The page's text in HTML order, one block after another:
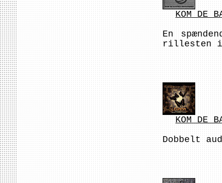
KOM DE
En
rillesten i
KOM DE
Dobbelt